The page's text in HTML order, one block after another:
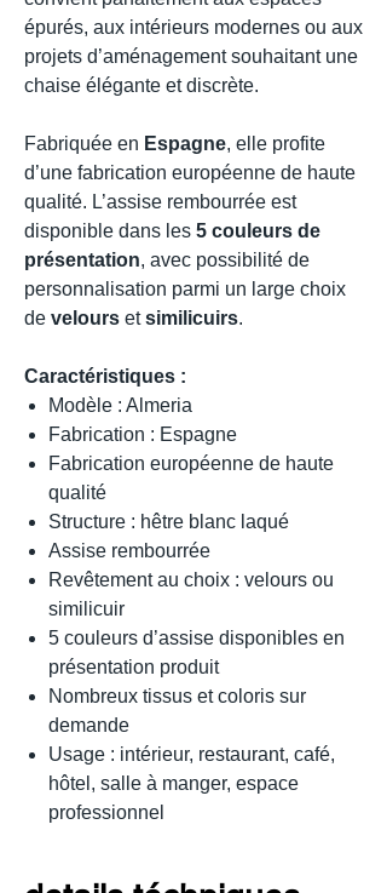
épurés, aux intérieurs modernes ou aux
projets d’aménagement souhaitant une
chaise élégante et discrète.
Fabriquée en Espagne, elle profite
d’une fabrication européenne de haute
qualité. L’assise rembourrée est
disponible dans les 5 couleurs de
présentation, avec possibilité de
personnalisation parmi un large choix
de velours etsimilicuirs.
Caractéristiques :
Modèle : Almeria
Fabrication : Espagne
Fabrication européenne de haute
qualité
Structure : hêtre blanc laqué
Assise rembourrée
Revêtement au choix : velours ou
similicuir
5 couleurs d’assise disponibles en
présentation produit
Nombreux tissus et coloris sur
demande
Usage : intérieur, restaurant, café,
hôtel, salle à manger, espace
professionnel